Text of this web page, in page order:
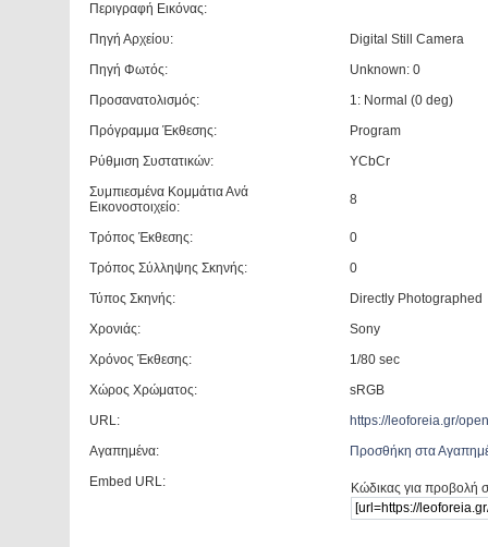
Περιγραφή Εικόνας:
Πηγή Αρχείου:
Digital Still Camera
Πηγή Φωτός:
Unknown: 0
Προσανατολισμός:
1: Normal (0 deg)
Πρόγραμμα Έκθεσης:
Program
Ρύθμιση Συστατικών:
YCbCr
Συμπιεσμένα Κομμάτια Ανά
Εικονοστοιχείο:
8
Τρόπος Έκθεσης:
0
Τρόπος Σύλληψης Σκηνής:
0
Τύπος Σκηνής:
Directly Photographed
Χρονιάς:
Sony
Χρόνος Έκθεσης:
1/80 sec
Χώρος Χρώματος:
sRGB
URL:
https://leoforeia.gr/
Αγαπημένα:
Προσθήκη στα
Embed URL:
Κώδικας για προβολή